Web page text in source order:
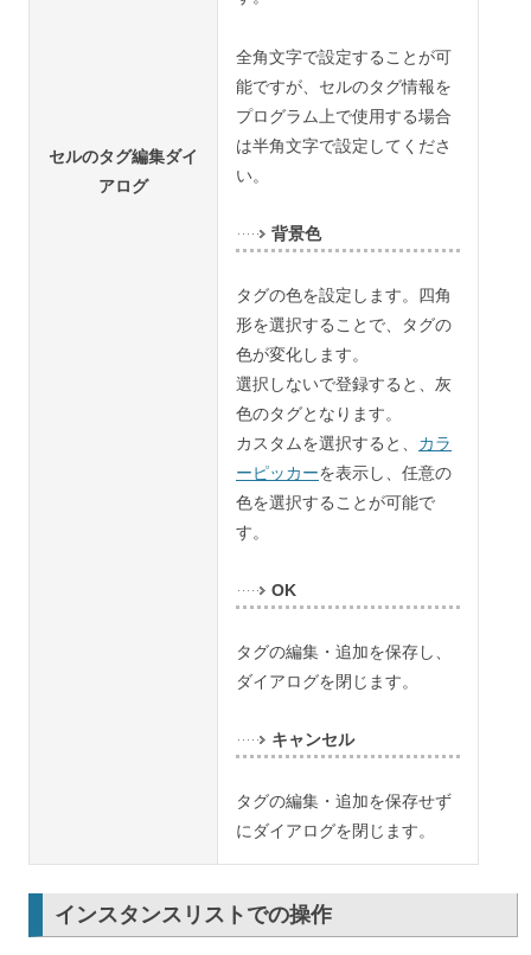
セルのタグ編集ダイ
アログ
全角文字で設定することが可
能ですが、セルのタグ情報を
プログラム上で使用する場合
は半角文字で設定してくださ
い。
背景色
タグの色を設定します。四角
形を選択することで、タグの
色が変化します。
選択しないで登録すると、灰
色のタグとなります。
カスタムを選択すると、 カラ
ーピッカーを表示し、任意の
色を選択することが可能で
す。
OK
タグの編集・追加を保存し、
ダイアログを閉じます。
キャンセル
タグの編集・追加を保存せず
にダイアログを閉じます。
インスタンスリストでの操作